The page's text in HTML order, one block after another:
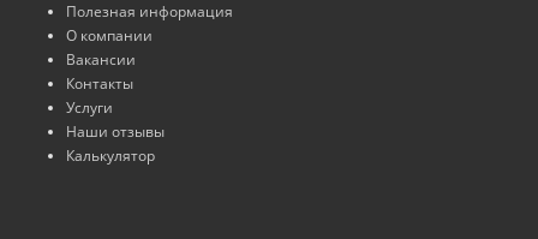
Полезная информация
О компании
Вакансии
Контакты
Услуги
Наши отзывы
Калькулятор